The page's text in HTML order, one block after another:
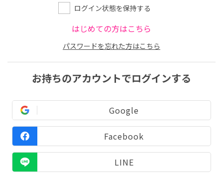
ログイン状態を保持する
はじめての方はこちら
パスワードを忘れた方はこちら
お持ちのアカウントでログインする
Google
Facebook
LINE